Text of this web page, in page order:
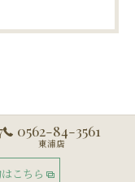
0562-84-3561
東浦店
こちら